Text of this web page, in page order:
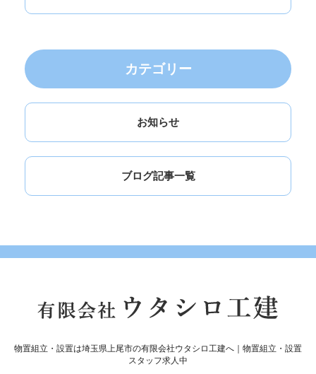
カテゴリー
お知らせ
ブログ記事一覧
物置組立・設置は埼玉県上尾市の有限会社ウタシロ工建へ｜物置組立・設置
スタッフ求人中